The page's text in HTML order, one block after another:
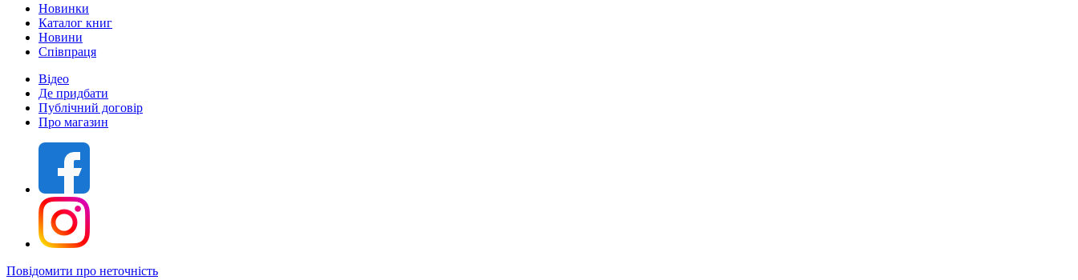
Новинки
Каталог книг
Новини
Співпраця
Відео
Де придбати
Публічний договір
Про магазин
Повідомити про неточність